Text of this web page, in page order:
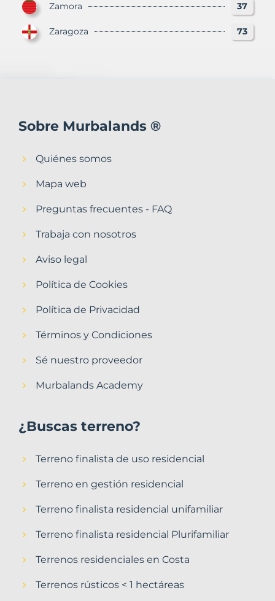
Zamora 37
Zaragoza 73
Sobre Murbalands ®
Quiénes somos
Mapa web
Preguntas frecuentes - FAQ
Trabaja con nosotros
Aviso legal
Política de Cookies
Política de Privacidad
Términos y Condiciones
Sé nuestro proveedor
Murbalands Academy
¿Buscas terreno?
Terreno finalista de uso residencial
Terreno en gestión residencial
Terreno finalista residencial unifamiliar
Terreno finalista residencial Plurifamiliar
Terrenos residenciales en Costa
Terrenos rústicos < 1 hectáreas